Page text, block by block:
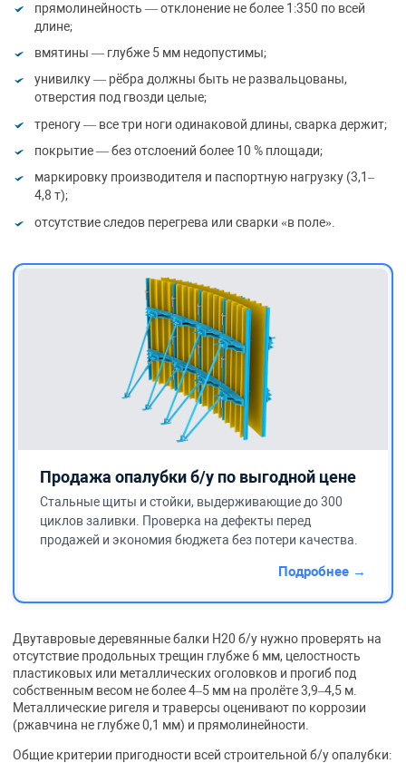
прямолинейность — отклонение не более 1:350 по всей
длине;
вмятины — глубже 5 мм недопустимы;
унивилку — рёбра должны быть не развальцованы,
отверстия под гвозди целые;
треногу — все три ноги одинаковой длины, сварка держит;
покрытие — без отслоений более 10 % площади;
маркировку производителя и паспортную нагрузку (3,1–
4,8 т);
отсутствие следов перегрева или сварки «в поле».
Продажа опалубки б/у по выгодной цене
Стальные щиты и стойки, выдерживающие до 300
циклов заливки. Проверка на дефекты перед
продажей и экономия бюджета без потери качества.
Подробнее →
Двутавровые деревянные балки H20 б/у нужно проверять на
отсутствие продольных трещин глубже 6 мм, целостность
пластиковых или металлических оголовков и прогиб под
собственным весом не более 4–5 мм на пролёте 3,9–4,5 м.
Металлические ригеля и траверсы оценивают по коррозии
(ржавчина не глубже 0,1 мм) и прямолинейности.
Общие критерии пригодности всей строительной б/у опалубки: